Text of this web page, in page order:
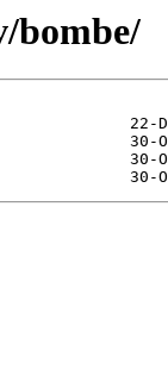
bombe/